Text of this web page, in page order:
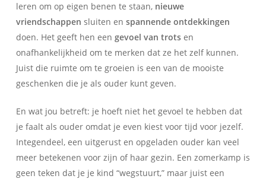
leren om op eigen benen te staan, nieuwe
vriendschappen sluiten en spannende ontdekkingen
doen. Het geeft hen een gevoel van trotsen
onafhankelijkheid om te merken dat ze het zelf kunnen.
Juist die ruimte om te groeien is een van de mooiste
geschenken die je als ouder kunt geven.
En wat jou betreft: je hoeft niet het gevoel te hebben dat
je faalt als ouder omdat je even kiest voor tijd voor jezelf.
Integendeel, een uitgerust en opgeladen ouder kan veel
meer betekenen voor zijn of haar gezin. Een zomerkamp is
geen teken dat je je kind “wegstuurt,” maar juist een